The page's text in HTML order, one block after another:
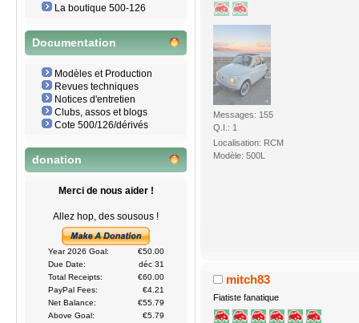
La boutique 500-126
Documentation
Modèles et Production
Revues techniques
Notices d'entretien
Clubs, assos et blogs
Cote 500/126/dérivés
donation
Merci de nous aider !
Allez hop, des sousous !
Year 2026 Goal:
€50.00
Due Date:
déc 31
Total Receipts:
€60.00
PayPal Fees:
€4.21
Net Balance:
€55.79
Above Goal:
€5.79
Messages: 155
Q.I.: 1
Localisation: RCM
Modèle: 500L
mitch83
Fiatiste fanatique